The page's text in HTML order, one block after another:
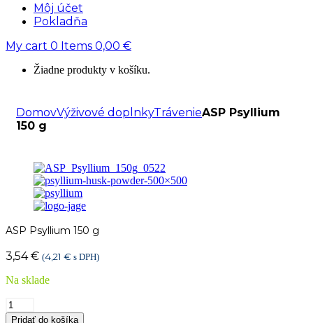
Môj účet
Pokladňa
My cart 0 Items 0,00 €
Žiadne produkty v košíku.
DomovVýživové doplnkyTrávenieASP Psyllium
150 g
ASP Psyllium 150 g
3,54€ (4,21 € s DPH)
Na sklade
množstvo
ASP
Pridať do košíka